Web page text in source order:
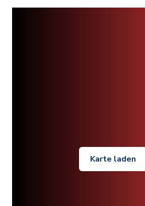
Karte laden